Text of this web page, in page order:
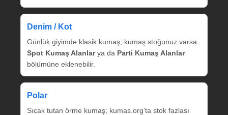
Denim / Kot
Günlük giyimde klasik kumaş; kumaş stoğunuz varsa
Spot Kumaş Alanlarya da Parti Kumaş Alanlar
bölümüne eklenebilir.
Polar
Sıcak tutan örme kumaş; kumas.org’ta stok fazlası